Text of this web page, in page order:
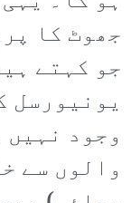
جھوٹ کا
جو کہتے
یونیورسل
وجود
والوں سے